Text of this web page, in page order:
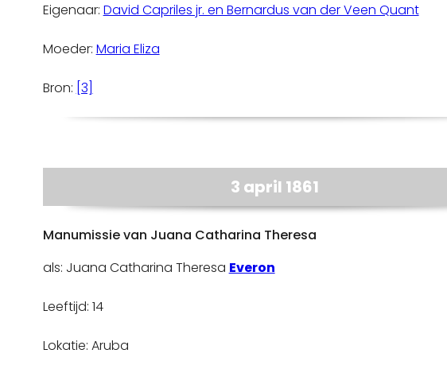
Eigenaar: David Capriles jr. en Bernardus van der Veen Quant
Moeder: Maria Eliza
Bron: [3]
3 april 1861
Manumissie van Juana Catharina Theresa
als: Juana Catharina Theresa Everon
Leeftijd: 14
Lokatie: Aruba